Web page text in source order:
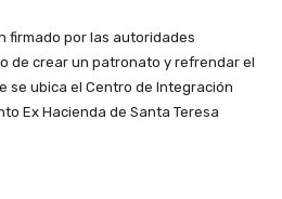
firmado por las autoridades
de crear un patronato y refrendar el
se ubica el Centro de Integración
Ex Hacienda de Santa Teresa